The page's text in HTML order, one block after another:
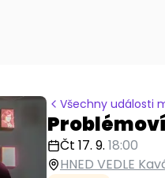
Všechny události
Čt 17. 9. 18:00
HNED VEDLE